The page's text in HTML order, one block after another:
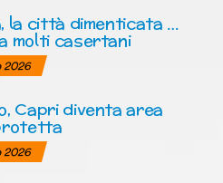
la città dimenticata …
molti casertani
2026
Capri diventa area
2026